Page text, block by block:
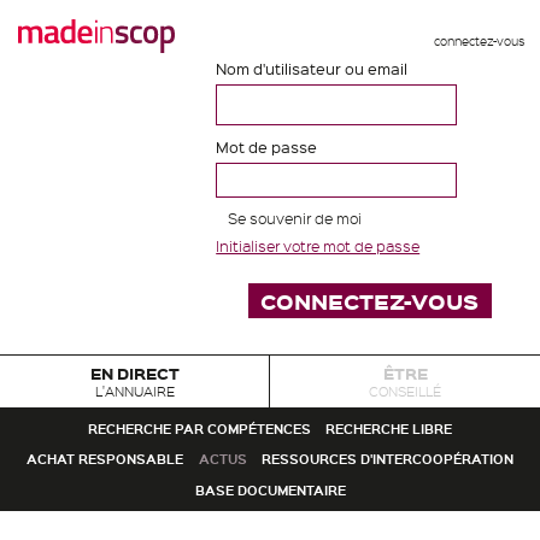
connectez-vous
Nom d'utilisateur ou email
Mot de passe
Se souvenir de moi
Initialiser votre mot de passe
EN DIRECT
L'ANNUAIRE
ÊTRE
CONSEILLÉ
RECHERCHE PAR COMPÉTENCES
RECHERCHE LIBRE
ACHAT RESPONSABLE
ACTUS
RESSOURCES D'INTERCOOPÉRATION
BASE DOCUMENTAIRE